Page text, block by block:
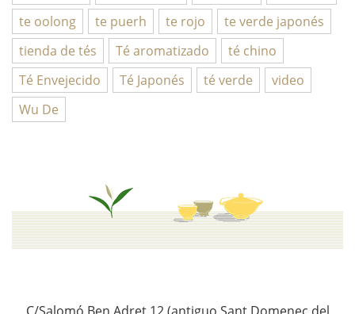
te oolong
te puerh te rojo
te verde japonés
tienda de tés
Té aromatizado
té chino
Té Envejecido
Té Japonés té verde
video
Wu De